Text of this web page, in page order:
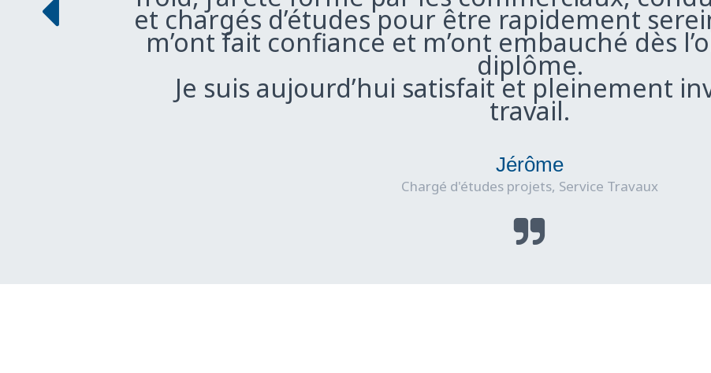
et chargés d’études pour être rapidement
m’ont fait confiance et m’ont embauché dès
diplôme.
Je suis aujourd’hui satisfait et pleinement
travail.
Jérôme
Chargé d'études projets, Service Travaux